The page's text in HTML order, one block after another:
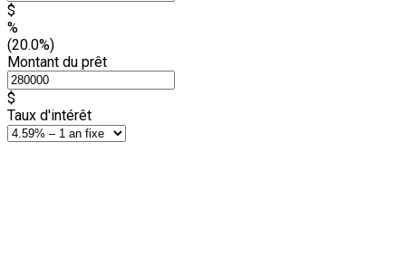
$
%
(20.0%)
Montant du prêt
$
Taux d'intérêt